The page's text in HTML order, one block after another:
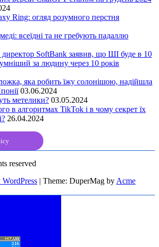
Ring: огляд розумного перстня
всеїдні та не гребують падаллю
директор SoftBank заявив, що ШІ буде в 10
за людину через 10 років
яка робить їжу солонішою, надійшла
03.06.2024
метелики? 03.05.2024
в алгоритмах TikTok і в чому секрет їх
26.04.2024
reserved
| Theme: DuperMag by Acme